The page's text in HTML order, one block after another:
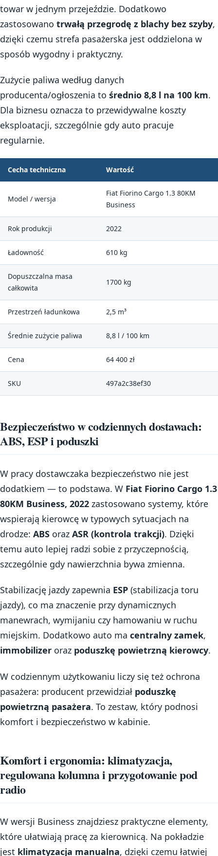
towar w jednym przejeździe. Dodatkowo
zastosowano trwałą przegrodę z blachy bez szyby,
dzięki czemu strefa pasażerska jest oddzielona w
sposób wygodny i praktyczny.
Zużycie paliwa według danych
producenta/ogłoszenia to średnio 8,8 l na 100 km.
Dla biznesu oznacza to przewidywalne koszty
eksploatacji, szczególnie gdy auto pracuje
regularnie.
Cecha techniczna Wartość
Model / wersja
Fiat Fiorino Cargo 1.3 80KM
Business
Rok produkcji 2022
Ładowność 610 kg
Dopuszczalna masa
całkowita
1700 kg
Przestrzeń ładunkowa 2,5 m³
Średnie zużycie paliwa 8,8 l / 100 km
Cena 64 400 zł
SKU 497a2c38ef30
Bezpieczeństwo w codziennych dostawach:
ABS, ESP i poduszki
W pracy dostawczaka bezpieczeństwo nie jest
dodatkiem — to podstawa. W Fiat Fiorino Cargo 1.3
80KM Business, 2022 zastosowano systemy, które
wspierają kierowcę w typowych sytuacjach na
drodze: ABS oraz ASR (kontrola trakcji). Dzięki
temu auto lepiej radzi sobie z przyczepnością,
szczególnie gdy nawierzchnia bywa zmienna.
Stabilizację jazdy zapewnia ESP (stabilizacja toru
jazdy), co ma znaczenie przy dynamicznych
manewrach, wymijaniu czy hamowaniu w ruchu
miejskim. Dodatkowo auto ma centralny zamek,
immobilizer oraz poduszkę powietrzną kierowcy.
W codziennym użytkowaniu liczy się też ochrona
pasażera: producent przewidział poduszkę
powietrzną pasażera. To zestaw, który podnosi
komfort i bezpieczeństwo w kabinie.
Komfort i ergonomia: klimatyzacja,
regulowana kolumna i przygotowanie pod
radio
W wersji Business znajdziesz praktyczne elementy,
które ułatwiają pracę za kierownicą. Na pokładzie
jest klimatyzacja manualna, dzięki czemu łatwiej